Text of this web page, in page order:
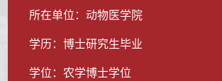
所在单位：动物医学院
学历：博士研究生毕业
学位：农学博士学位